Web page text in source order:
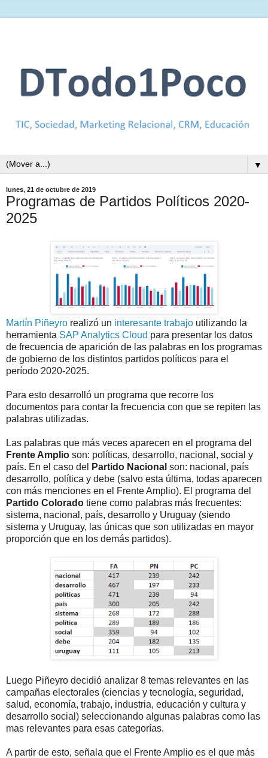
▼
lunes, 21 de octubre de 2019
Programas de Partidos Políticos 2020-
2025
Martín Piñeyro realizó un interesante trabajo utilizando la
herramienta SAP Analytics Cloud para presentar los datos
de frecuencia de aparición de las palabras en los programas
de gobierno de los distintos partidos políticos para el
período 2020-2025.
Para esto desarrolló un programa que recorre los
documentos para contar la frecuencia con que se repiten las
palabras utilizadas.
Las palabras que más veces aparecen en el programa del
Frente Amplio son: políticas, desarrollo, nacional, social y
país. En el caso del
Partido Nacional son: nacional, país
desarrollo, política y debe (salvo esta última, todas aparecen
con más menciones en el Frente Amplio). El programa del
Partido Colorado tiene como palabras más frecuentes:
sistema, nacional, país, desarrollo y Uruguay (siendo
sistema y Uruguay, las únicas que son utilizadas en mayor
proporción que en los demás partidos).
Luego Piñeyro decidió analizar 8 temas relevantes en las
campañas electorales (ciencias y tecnología, seguridad,
salud, economía, trabajo, industria, educación y cultura y
desarrollo social) seleccionando algunas palabras como las
mas relevantes para esas categorías.
A partir de esto, señala que el Frente Amplio es el que más